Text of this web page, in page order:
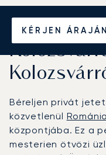
KÉRJEN
Béreljen
Béreljen privát jetet
közvetlenül Románia
központjába. Ez a
mesterien ötvözi